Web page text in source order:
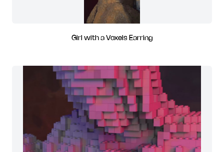
Girl with a Voxels Earring